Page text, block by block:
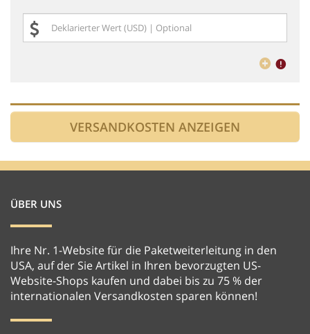
ÜBER UNS
Ihre Nr. 1-Website für die Paketweiterleitung in den
USA, auf der Sie Artikel in Ihren bevorzugten US-
Website-Shops kaufen und dabei bis zu 75 % der
internationalen Versandkosten sparen können!